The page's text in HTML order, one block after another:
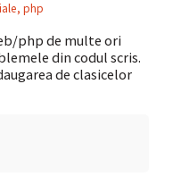
php
php de multe ori
din codul scris.
de clasicelor